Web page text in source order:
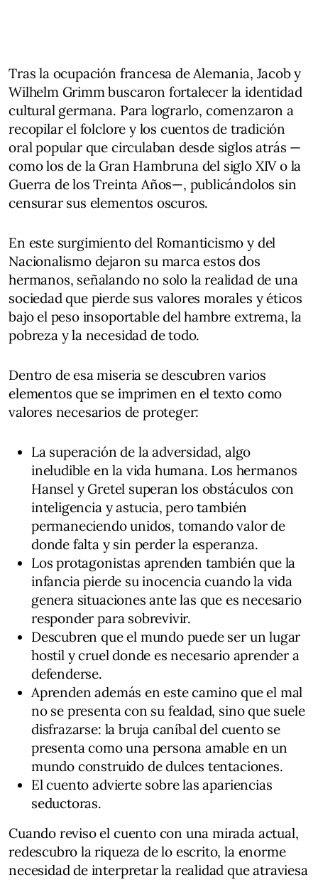
Tras la ocupación francesa de Alemania, Jacob y
Wilhelm Grimm buscaron fortalecer la identidad
cultural germana. Para lograrlo, comenzaron a
recopilar el folclore y los cuentos de tradición
oral popular que circulaban desde siglos atrás —
como los de la Gran Hambruna del siglo XIV o la
Guerra de los Treinta Años—, publicándolos sin
censurar sus elementos oscuros.
En este surgimiento del Romanticismo y del
Nacionalismo dejaron su marca estos dos
hermanos, señalando no solo la realidad de una
sociedad que pierde sus valores morales y éticos
bajo el peso insoportable del hambre extrema, la
pobreza y la necesidad de todo.
Dentro de esa miseria se descubren varios
elementos que se imprimen en el texto como
valores necesarios de proteger:
La superación de la adversidad, algo
ineludible en la vida humana. Los hermanos
Hansel y Gretel superan los obstáculos con
inteligencia y astucia, pero también
permaneciendo unidos, tomando valor de
donde falta y sin perder la esperanza.
Los protagonistas aprenden también que la
infancia pierde su inocencia cuando la vida
genera situaciones ante las que es necesario
responder para sobrevivir.
Descubren que el mundo puede ser un lugar
hostil y cruel donde es necesario aprender a
defenderse.
Aprenden además en este camino que el mal
no se presenta con su fealdad, sino que suele
disfrazarse: la bruja caníbal del cuento se
presenta como una persona amable en un
mundo construido de dulces tentaciones.
El cuento advierte sobre las apariencias
seductoras.
Cuando reviso el cuento con una mirada actual,
redescubro la riqueza de lo escrito, la enorme
necesidad de interpretar la realidad que atraviesa